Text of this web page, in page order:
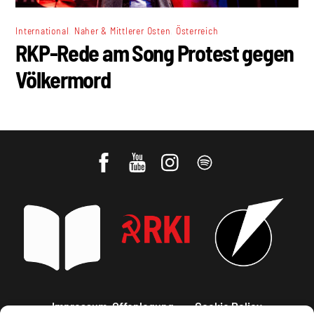
International Naher & Mittlerer Osten Österreich
RKP-Rede am Song Protest gegen
Völkermord
Impressum, Offenlegung Cookie Policy